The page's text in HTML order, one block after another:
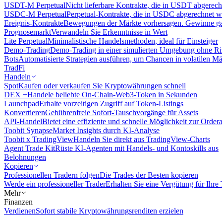
USDT-M PerpetualNicht lieferbare Kontrakte, die in USDT
USDC-M PerpetualPerpetual-Kontrakte, die in USDC abgerechnet
Ereignis-KontrakteBewegungen der Märkte vorhersagen. Gewinne
PrognosemarktVerwandeln Sie Erkenntnisse in Wert
Lite PerpetualMinimalistische Handelsmethoden, ideal für Einsteiger
Demo-TradingDemo-Trading in einer simulierten Umgebung ohne
BotsAutomatisierte Strategien ausführen, um Chancen in volatilen
TradFi
Handeln
SpotKaufen oder verkaufen Sie Kryptowährungen schnell
DEX +Handele beliebte On-Chain-Web3-Token in Sekunden
LaunchpadErhalte vorzeitigen Zugriff auf Token-Listings
KonvertierenGebührenfreie Sofort-Tauschvorgänge für Assets
API-HandelBietet eine effiziente und schnelle Möglichkeit zur
Toobit SynapseMarket Insights durch KI-Analyse
Toobit x TradingViewHandeln Sie direkt aus TradingView-Charts
Agent Trade KitRüste KI-Agenten mit Handels- und Kontoskills aus
Belohnungen
Kopieren
Professionellen Tradern folgenDie Trades der Besten kopieren
Werde ein professioneller TraderErhalten Sie eine Vergütung für Ihre
Mehr
Finanzen
VerdienenSofort stabile Kryptowährungsrenditen erzielen